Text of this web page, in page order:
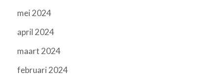
mei 2024
april 2024
maart 2024
februari 2024